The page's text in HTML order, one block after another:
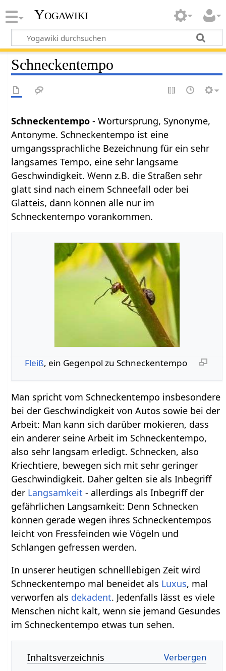
Yogawiki
Schneckentempo
Schneckentempo - Wortursprung, Synonyme,
Antonyme. Schneckentempo ist eine
umgangssprachliche Bezeichnung für ein sehr
langsames Tempo, eine sehr langsame
Geschwindigkeit. Wenn z.B. die Straßen sehr
glatt sind nach einem Schneefall oder bei
Glatteis, dann können alle nur im
Schneckentempo vorankommen.
Fleiß, ein Gegenpol zu Schneckentempo
Man spricht vom Schneckentempo insbesondere
bei der Geschwindigkeit von Autos sowie bei der
Arbeit: Man kann sich darüber mokieren, dass
ein anderer seine Arbeit im Schneckentempo,
also sehr langsam erledigt. Schnecken, also
Kriechtiere, bewegen sich mit sehr geringer
Geschwindigkeit. Daher gelten sie als Inbegriff
der Langsamkeit - allerdings als Inbegriff der
gefährlichen Langsamkeit: Denn Schnecken
können gerade wegen ihres Schneckentempos
leicht von Fressfeinden wie Vögeln und
Schlangen gefressen werden.
In unserer heutigen schnelllebigen Zeit wird
Schneckentempo mal beneidet als Luxus, mal
verworfen als dekadent. Jedenfalls lässt es viele
Menschen nicht kalt, wenn sie jemand Gesundes
im Schneckentempo etwas tun sehen.
Inhaltsverzeichnis